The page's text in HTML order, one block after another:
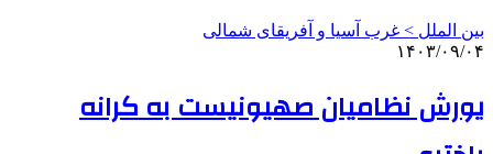
بین الملل > غرب آسیا و آفریقای شمالی
۱۴۰۳/۰۹/۰۴
یورش نظامیان صهیونیست به کرانه